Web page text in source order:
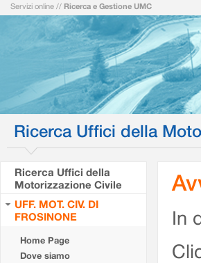
Servizi online // Ricerca e Gestione UMC
Ricerca Uffici della
Ricerca Uffici della
Motorizzazione Civile
UFF. MOT. CIV. DI
FROSINONE
Home Page
Dove siamo
In